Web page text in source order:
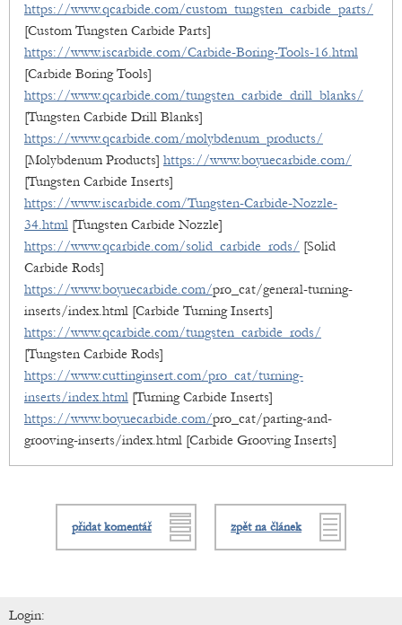
https://www.qcarbide.com/custom_tungsten_carbide_parts/
[Custom Tungsten Carbide Parts]
https://www.iscarbide.com/Carbide-Boring-Tools-16.html
[Carbide Boring Tools]
https://www.qcarbide.com/tungsten_carbide_drill_blanks/
[Tungsten Carbide Drill Blanks]
https://www.qcarbide.com/molybdenum_products/
[Molybdenum Products] https://www.boyuecarbide.com/
[Tungsten Carbide Inserts]
https://www.iscarbide.com/Tungsten-Carbide-Nozzle-
34.html [Tungsten Carbide Nozzle]
https://www.qcarbide.com/solid_carbide_rods/ [Solid
Carbide Rods]
https://www.boyuecarbide.com/pro_cat/general-turning-
inserts/index.html [Carbide Turning Inserts]
https://www.qcarbide.com/tungsten_carbide_rods/
[Tungsten Carbide Rods]
https://www.cuttinginsert.com/pro_cat/turning-
inserts/index.html [Turning Carbide Inserts]
https://www.boyuecarbide.com/pro_cat/parting-and-
grooving-inserts/index.html [Carbide Grooving Inserts]
přidat komentář zpět na článek
Login: